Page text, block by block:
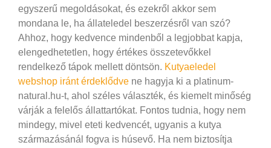
egyszerű megoldásokat, és ezekről akkor sem
mondana le, ha állateledel beszerzésről van szó?
Ahhoz, hogy kedvence mindenből a legjobbat kapja,
elengedhetetlen, hogy értékes összetevőkkel
rendelkező tápok mellett döntsön. Kutyaeledel
webshop iránt érdeklődve ne hagyja ki a platinum-
natural.hu-t, ahol széles választék, és kiemelt minőség
várják a felelős állattartókat. Fontos tudnia, hogy nem
mindegy, mivel eteti kedvencét, ugyanis a kutya
származásánál fogva is húsevő. Ha nem biztosítja